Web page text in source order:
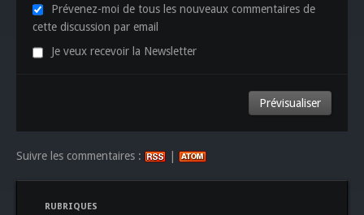
Prévenez-moi de tous les nouveaux commentaires de
cette discussion par email
Je veux recevoir la Newsletter
Suivre les commentaires : |
RUBRIQUES